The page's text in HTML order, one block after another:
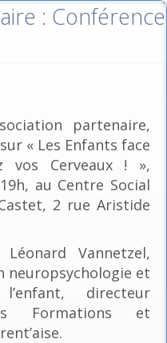
: Conférence
partenaire,
« Les Enfants face
vos Cerveaux ! »,
au Centre Social
2 rue Aristide
Vannetzel,
neuropsychologie et
directeur
Formations et